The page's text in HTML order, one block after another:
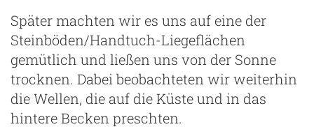
Später machten wir es uns auf eine der
Steinböden/Handtuch-Liegeflächen
gemütlich und ließen uns von der Sonne
trocknen. Dabei beobachteten wir weiterhin
die Wellen, die auf die Küste und in das
hintere Becken preschten.